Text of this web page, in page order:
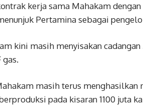
kerja sama Mahakam
Pertamina sebagai
kini masih menyisakan
gas.
masih terus menghasilkan
pada kisaran 1100 juta